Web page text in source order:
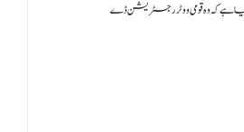
کہ وہ قومی ووٹر رجسٹریشن ڈے